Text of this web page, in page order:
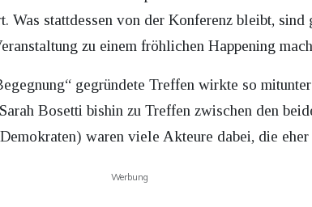
stattdessen von der Konferenz bleibt, sind
zu einem fröhlichen Happening
gegründete Treffen wirkte so
Bosetti bishin zu Treffen zwischen den
waren viele Akteure dabei, die eher
Werbung